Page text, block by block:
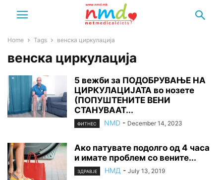
Home Tags венска циркулација
венска циркулација
5 вежби за ПОДОБРУВАЊЕ НА
ЦИРКУЛАЦИЈАТА во нозете
(ПОПУШТЕНИТЕ ВЕНИ
СТАНУВААТ...
ФИТНЕС NMD - December 14, 2023
Ако патувате подолго од 4 часа
и имате проблем со вените...
ЗДРАВЈЕ НМД - July 13, 2019